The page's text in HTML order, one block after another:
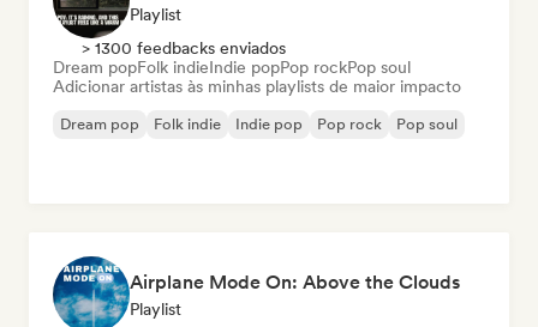
Playlist
> 1300 feedbacks enviados
Dream popFolk indieIndie popPop rockPop soul
Adicionar artistas às minhas playlists de maior impacto
Dream pop Folk indie Indie pop Pop rock Pop soul
Airplane Mode On: Above the Clouds
Playlist